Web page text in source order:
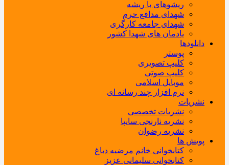
ریشوهای با ریشه
شهدای مدافع حرم
شهدای جامعه کارگری
یادمان های شهدا کشور
دانلودها
پوستر
کلیپ تصویری
کلیپ صوتی
موبایل اسلامی
نرم افزار چند رسانه ای
نشریات
نشریات تخصصی
نشریه نارنجی سایپا
نشریه رضوان
پویش ها
کتابخوانی خانم مرضیه دباغ
کتابخوانی سلیمانی عزیز